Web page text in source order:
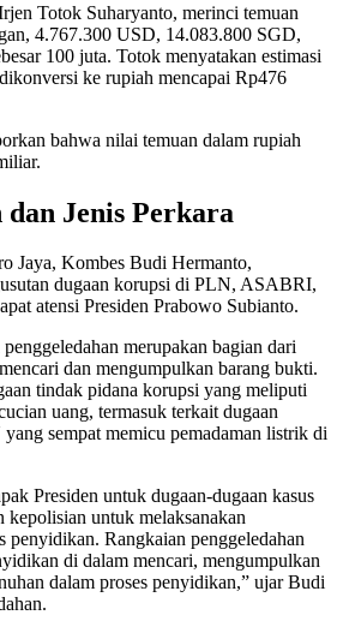
Totok Suharyanto, merinci temuan
4.767.300 USD, 14.083.800 SGD,
100 juta. Totok menyatakan estimasi
ke rupiah mencapai Rp476
bahwa nilai temuan dalam rupiah
dan Jenis Perkara
Jaya, Kombes Budi Hermanto,
dugaan korupsi di PLN, ASABRI,
atensi Presiden Prabowo Subianto.
merupakan bagian dari
dan mengumpulkan barang bukti.
tindak pidana korupsi yang meliputi
uang, termasuk terkait dugaan
sempat memicu pemadaman listrik di
Presiden untuk dugaan-dugaan kasus
kepolisian untuk melaksanakan
penyidikan. Rangkaian penggeledahan
di dalam mencari, mengumpulkan
dalam proses penyidikan,” ujar Budi